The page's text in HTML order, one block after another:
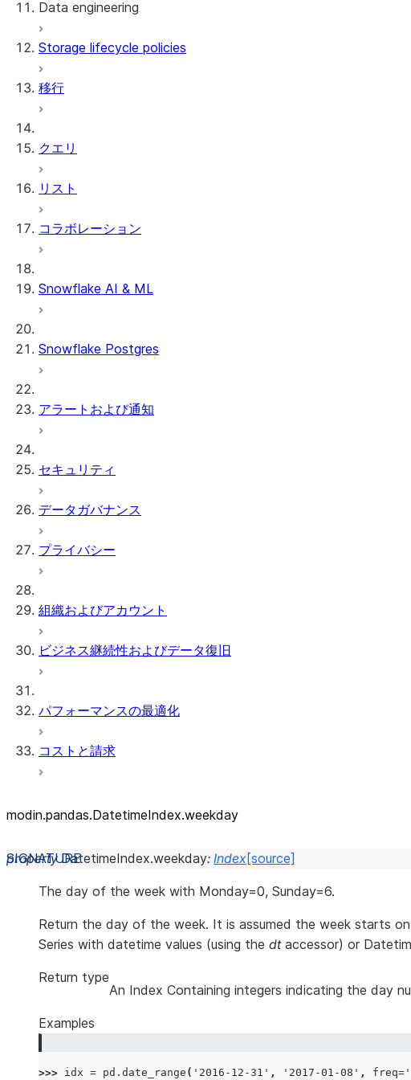
Snowflake Openflow
Apache Iceberg™
Data engineering
データのロード
DCM Projects
Snowflakeでのdbtプロジェクト
Storage lifecycle policies
移行
クエリ
リスト
コラボレーション
Snowflake AI & ML
Snowflake Postgres
アラートおよび通知
セキュリティ
データガバナンス
プライバシー
組織およびアカウント
ビジネス継続性およびデータ復旧
パフォーマンスの最適化
コストと請求
modin.pandas.DatetimeIndex.weekday
property DatetimeIndex.weekday: Index[source]
The day of the week with Monday=0, Sunday=6.
Return the day of the week. It is assumed the week starts
Series with datetime values (using the dtaccessor) or
Return type
An Index Containing integers indicating the day
Examples
>>> idx = pd . date_range ( '2016-12-31' , '2017-01-08' , freq=